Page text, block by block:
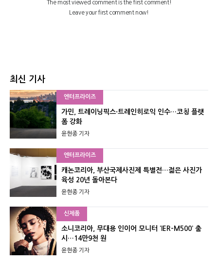
최신 기사
엔터프라이즈
가민, 트레이닝픽스·트레인히로익 인수…코칭 플랫
폼 강화
윤현종 기자
엔터프라이즈
캐논코리아, 부산국제사진제 특별전…젊은 사진가
육성 20년 돌아본다
윤현종 기자
신제품
소니코리아, 무대용 인이어 모니터 ‘IER-M500’ 출
시…14만9천 원
윤현종 기자